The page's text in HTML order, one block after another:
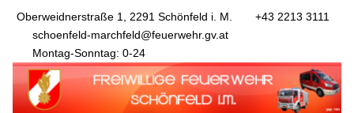
Oberweidnerstraße 1, 2291 Schönfeld i. M.
+43 2213 3111
schoenfeld-marchfeld@feuerwehr.gv.at
Montag-Sonntag: 0-24